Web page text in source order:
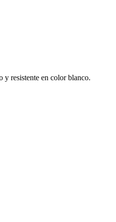
y resistente en color blanco.